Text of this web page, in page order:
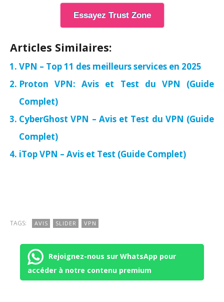
Essayez Trust Zone
Articles Similaires:
VPN – Top 11 des meilleurs services en 2025
Proton VPN: Avis et Test du VPN (Guide
Complet)
CyberGhost VPN – Avis et Test du VPN (Guide
Complet)
iTop VPN – Avis et Test (Guide Complet)
TAGS: AVIS SLIDER VPN
Rejoignez-nous sur WhatsApp pour
accéder à notre contenu premium